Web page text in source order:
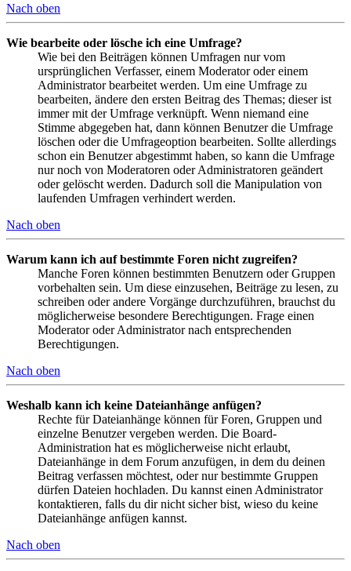
Nach oben
Wie bearbeite oder lösche ich eine Umfrage?
Wie bei den Beiträgen können Umfragen nur vom
ursprünglichen Verfasser, einem Moderator oder einem
Administrator bearbeitet werden. Um eine Umfrage zu
bearbeiten, ändere den ersten Beitrag des Themas; dieser ist
immer mit der Umfrage verknüpft. Wenn niemand eine
Stimme abgegeben hat, dann können Benutzer die Umfrage
löschen oder die Umfrageoption bearbeiten. Sollte allerdings
schon ein Benutzer abgestimmt haben, so kann die Umfrage
nur noch von Moderatoren oder Administratoren geändert
oder gelöscht werden. Dadurch soll die Manipulation von
laufenden Umfragen verhindert werden.
Nach oben
Warum kann ich auf bestimmte Foren nicht zugreifen?
Manche Foren können bestimmten Benutzern oder Gruppen
vorbehalten sein. Um diese einzusehen, Beiträge zu lesen, zu
schreiben oder andere Vorgänge durchzuführen, brauchst du
möglicherweise besondere Berechtigungen. Frage einen
Moderator oder Administrator nach entsprechenden
Berechtigungen.
Nach oben
Weshalb kann ich keine Dateianhänge anfügen?
Rechte für Dateianhänge können für Foren, Gruppen und
einzelne Benutzer vergeben werden. Die Board-
Administration hat es möglicherweise nicht erlaubt,
Dateianhänge in dem Forum anzufügen, in dem du deinen
Beitrag verfassen möchtest, oder nur bestimmte Gruppen
dürfen Dateien hochladen. Du kannst einen Administrator
kontaktieren, falls du dir nicht sicher bist, wieso du keine
Dateianhänge anfügen kannst.
Nach oben